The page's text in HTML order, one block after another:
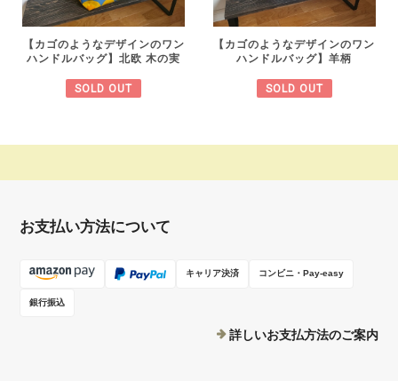
【カゴのようなデザインのワン
ハンドルバッグ】北欧 木の実
SOLD OUT
【カゴのようなデザインのワン
ハンドルバッグ】羊柄
SOLD OUT
お支払い方法について
キャリア決済 コンビニ・Pay-easy
銀行振込
詳しいお支払方法のご案内